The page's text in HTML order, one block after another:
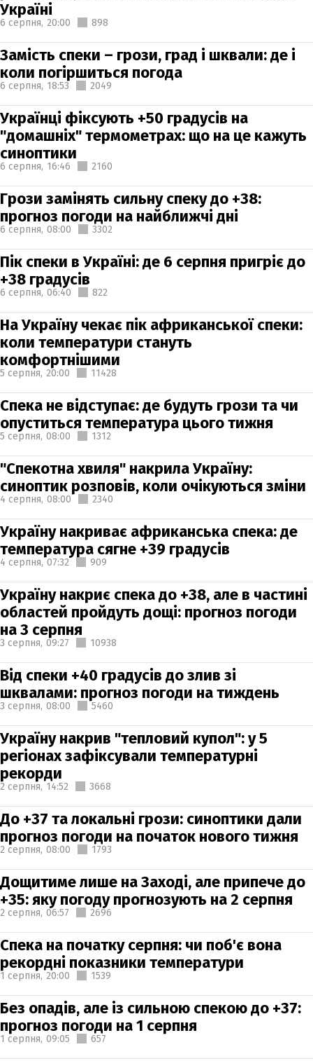
Україні
6 серпня, 20:00 898
Замість спеки – грози, град і шквали: де і
коли погіршиться погода
6 серпня, 18:53 2049
Українці фіксують +50 градусів на
"домашніх" термометрах: що на це кажуть
синоптики
6 серпня, 16:46 2160
Грози замінять сильну спеку до +38:
прогноз погоди на найближчі дні
6 серпня, 08:00 3302
Пік спеки в Україні: де 6 серпня пригріє до
+38 градусів
6 серпня, 06:40 822
На Україну чекає пік африканської спеки:
коли температури стануть
комфортнішими
5 серпня, 20:00 11428
Спека не відступає: де будуть грози та чи
опуститься температура цього тижня
5 серпня, 08:00 1312
"Спекотна хвиля" накрила Україну:
синоптик розповів, коли очікуються зміни
4 серпня, 08:00 2340
Україну накриває африканська спека: де
температура сягне +39 градусів
4 серпня, 07:32 909
Україну накриє спека до +38, але в частині
областей пройдуть дощі: прогноз погоди
на 3 серпня
3 серпня, 09:27 10938
Від спеки +40 градусів до злив зі
шквалами: прогноз погоди на тиждень
3 серпня, 08:00 5460
Україну накрив "тепловий купол": у 5
регіонах зафіксували температурні
рекорди
2 серпня, 14:52 3668
До +37 та локальні грози: синоптики дали
прогноз погоди на початок нового тижня
2 серпня, 08:00 1793
Дощитиме лише на Заході, але припече до
+35: яку погоду прогнозують на 2 серпня
2 серпня, 06:57 2696
Спека на початку серпня: чи поб'є вона
рекордні показники температури
1 серпня, 20:00 1539
Без опадів, але із сильною спекою до +37:
прогноз погоди на 1 серпня
1 серпня, 09:05 657